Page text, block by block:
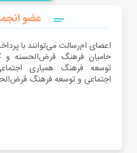
عضو
اعضای ام‌رسالت می‌توانند با
حامیان فرهنگ قرض‌الحسنه و
توسعه فرهنگ همیاری
اجتماعی و توسعه فرهنگ